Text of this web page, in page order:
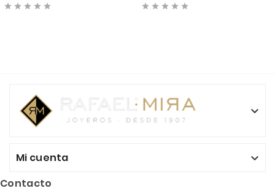
         

Mi cuenta 
Contacto